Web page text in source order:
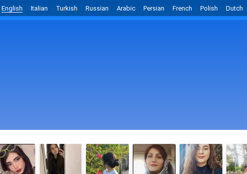
English Italian Turkish Russian Arabic Persian French Polish Dutch